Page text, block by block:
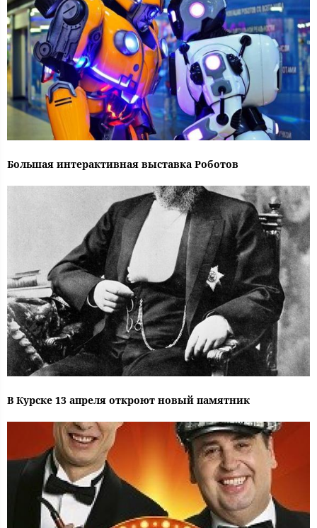
Большая интерактивная выставка Роботов
В Курске 13 апреля откроют новый памятник